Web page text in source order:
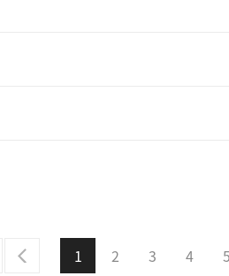
1 2 3 4 5